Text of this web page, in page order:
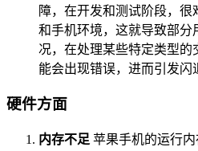
障，在开发和测试阶段，
和手机环境，这就导致部
况，在处理某些特定类型
能会出现错误，进而引发闪
硬件方面
内存不足 苹果手机的运行